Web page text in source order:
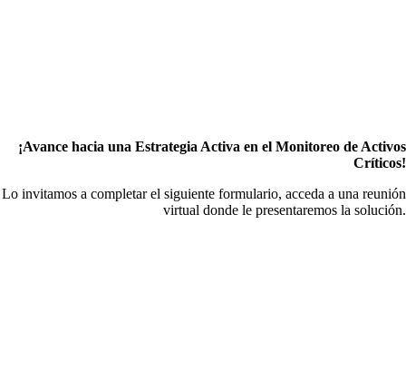
¡Avance hacia una Estrategia Activa en el Monitoreo de Activos
Críticos!
Lo invitamos a completar el siguiente formulario, acceda a una reunión
virtual donde le presentaremos la solución.